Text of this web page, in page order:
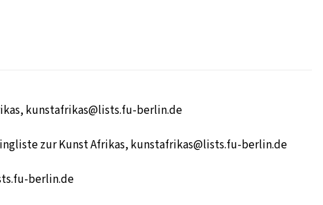
kunstafrikas@lists.fu-berlin.de
zur Kunst Afrikas, kunstafrikas@lists.fu-berlin.de
berlin.de